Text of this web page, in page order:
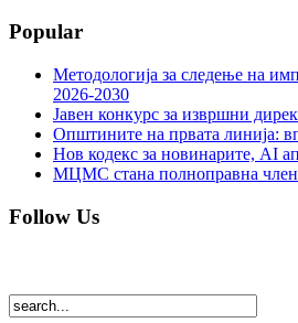
Popular
Методологија за следење на
2026-2030
Јавен конкурс за извршни
Општините на првата линија:
Нов кодекс за новинарите, AI
МЦМС стана полноправна
Follow Us